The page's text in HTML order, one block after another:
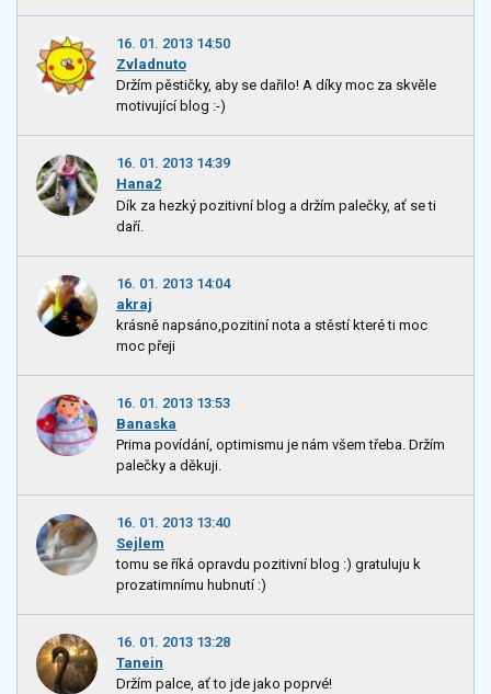
16. 01. 2013 14:50
Zvladnuto
Držím pěstičky, aby se dařilo! A díky moc za skvěle
motivující blog :-)
16. 01. 2013 14:39
Hana2
Dík za hezký pozitivní blog a držím palečky, ať se ti
daří.
16. 01. 2013 14:04
akraj
krásně napsáno,pozitiní nota a stěstí které ti moc
moc přeji
16. 01. 2013 13:53
Banaska
Prima povídání, optimismu je nám všem třeba. Držím
palečky a děkuji.
16. 01. 2013 13:40
Sejlem
tomu se říká opravdu pozitivní blog :) gratuluju k
prozatimnímu hubnutí :)
16. 01. 2013 13:28
Tanein
Držím palce, ať to jde jako poprvé!